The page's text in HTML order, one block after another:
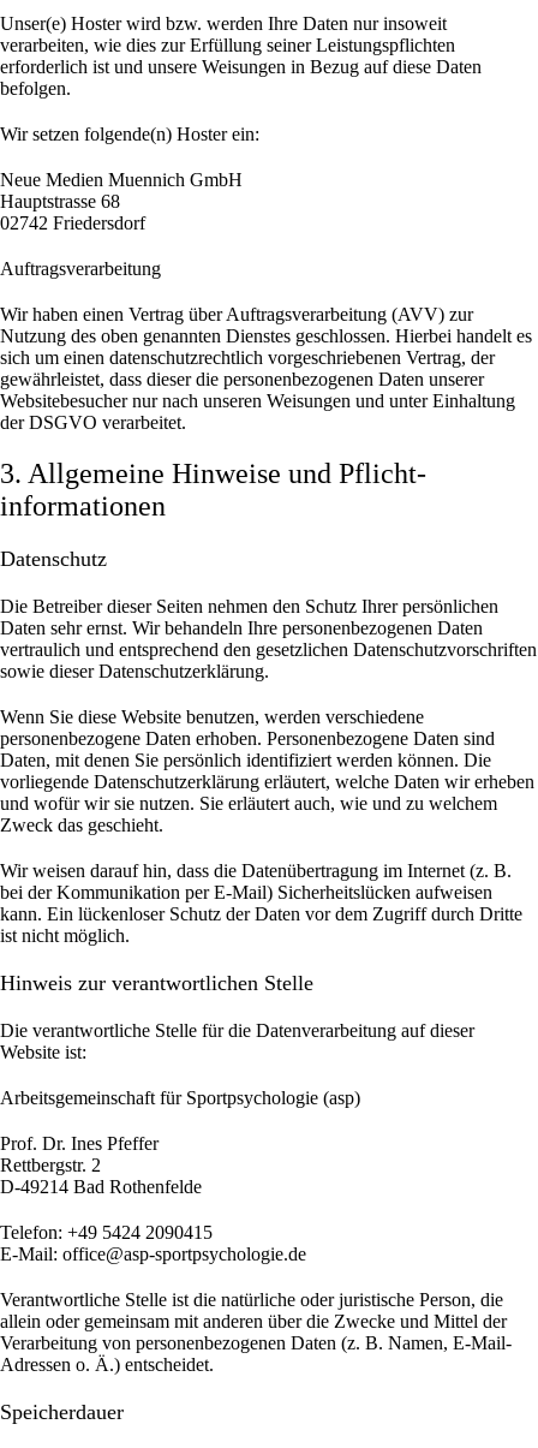
Unser(e) Hoster wird bzw. werden Ihre Daten nur insoweit
verarbeiten, wie dies zur Erfüllung seiner Leistungspflichten
erforderlich ist und unsere Weisungen in Bezug auf diese Daten
befolgen.
Wir setzen folgende(n) Hoster ein:
Neue Medien Muennich GmbH
Hauptstrasse 68
02742 Friedersdorf
Auftragsverarbeitung
Wir haben einen Vertrag über Auftragsverarbeitung (AVV) zur
Nutzung des oben genannten Dienstes geschlossen. Hierbei handelt es
sich um einen datenschutzrechtlich vorgeschriebenen Vertrag, der
gewährleistet, dass dieser die personenbezogenen Daten unserer
Websitebesucher nur nach unseren Weisungen und unter Einhaltung
der DSGVO verarbeitet.
3. Allgemeine Hinweise und Pflicht­
informationen
Datenschutz
Die Betreiber dieser Seiten nehmen den Schutz Ihrer persönlichen
Daten sehr ernst. Wir behandeln Ihre personenbezogenen Daten
vertraulich und entsprechend den gesetzlichen Datenschutzvorschriften
sowie dieser Datenschutzerklärung.
Wenn Sie diese Website benutzen, werden verschiedene
personenbezogene Daten erhoben. Personenbezogene Daten sind
Daten, mit denen Sie persönlich identifiziert werden können. Die
vorliegende Datenschutzerklärung erläutert, welche Daten wir erheben
und wofür wir sie nutzen. Sie erläutert auch, wie und zu welchem
Zweck das geschieht.
Wir weisen darauf hin, dass die Datenübertragung im Internet (z. B.
bei der Kommunikation per E-Mail) Sicherheitslücken aufweisen
kann. Ein lückenloser Schutz der Daten vor dem Zugriff durch Dritte
ist nicht möglich.
Hinweis zur verantwortlichen Stelle
Die verantwortliche Stelle für die Datenverarbeitung auf dieser
Website ist:
Arbeitsgemeinschaft für Sportpsychologie (asp)
Prof. Dr. Ines Pfeffer
Rettbergstr. 2
D-49214 Bad Rothenfelde
Telefon: +49 5424 2090415
E-Mail: office@asp-sportpsychologie.de
Verantwortliche Stelle ist die natürliche oder juristische Person, die
allein oder gemeinsam mit anderen über die Zwecke und Mittel der
Verarbeitung von personenbezogenen Daten (z. B. Namen, E-Mail-
Adressen o. Ä.) entscheidet.
Speicherdauer